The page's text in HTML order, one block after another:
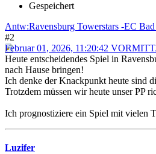
Gespeichert
Antw:Ravensburg Towerstars -EC
#2
Februar 01, 2026, 11:20:42
Heute entscheidendes Spiel in
nach Hause bringen!
Ich denke der Knackpunkt heute sind
Trotzdem müssen wir heute unser PP
Ich prognostiziere ein Spiel mit vielen
Luzifer